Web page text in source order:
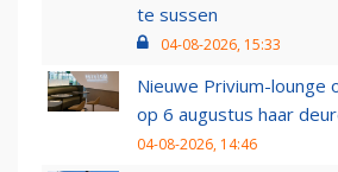
te sussen
04-08-2026, 15:33
Nieuwe Privium-lounge
op 6 augustus haar
04-08-2026, 14:46